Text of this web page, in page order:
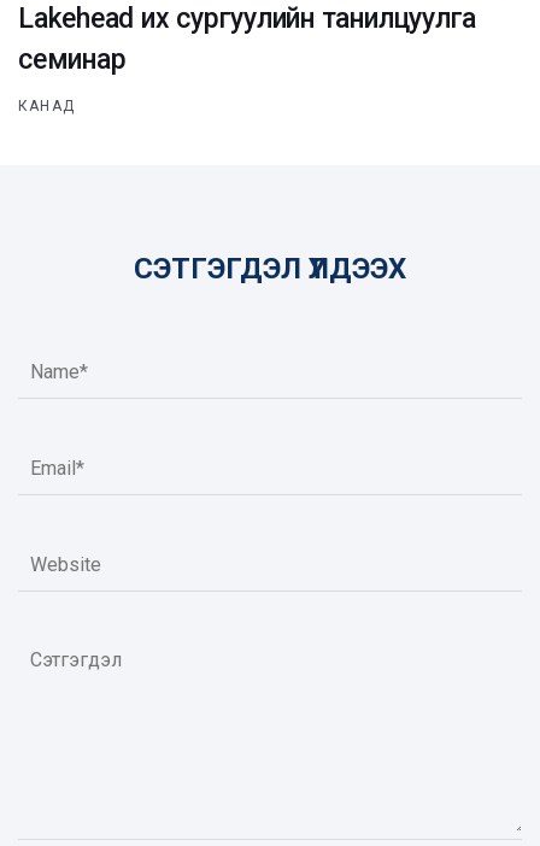
Lakehead их сургуулийн танилцуулга
семинар
КАНАД
СЭТГЭГДЭЛ ҮЛДЭЭХ